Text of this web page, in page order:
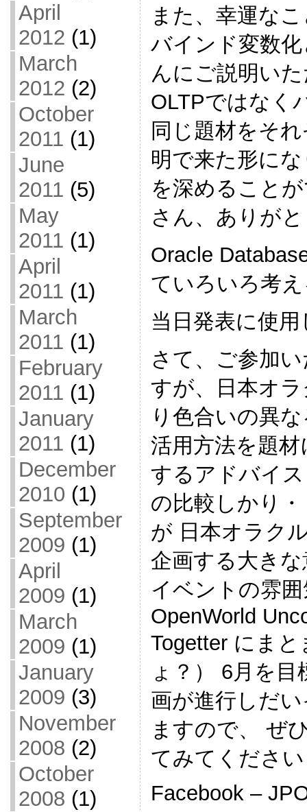
April
2012 (1)
March
2012 (2)
October
2011 (1)
June
2011 (5)
May
2011 (1)
April
2011 (1)
March
2011 (1)
February
2011 (1)
January
2011 (1)
December
2010 (1)
September
2009 (1)
April
2009 (1)
March
2009 (1)
January
2009 (3)
November
2008 (2)
October
2008 (1)
また、幸運な
バインド変数
んにご説明い
OLTPではなく
同じ題材をそ
明で来た形に
を深めること
さん、ありが
Oracle
ていろいろ考
当日発表に使
さて、ご参加
すが、日本オ
り色合いの異
活用方法を題
するアドバイ
の比較しかり
が 日本オラク
企画する大き
イベントの雰
OpenWorld
Togetter にま
ょ？） 6月を
画が進行しだ
ますので、 ぜ
てみてくださ
Facebook –